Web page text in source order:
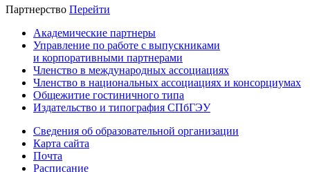
Партнерство Перейти
Академические партнеры
Управление по работе с выпускниками
и корпоративными партнерами
Членство в международных ассоциациях
Членство в национальных ассоциациях и консорциумах
Общежитие гостиничного типа
Издательство и типография СПбГЭУ
Сведения об образовательной организации
Карта сайта
Почта
Расписание